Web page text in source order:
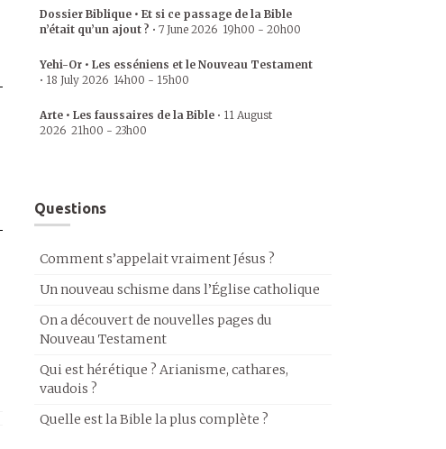
Dossier Biblique • Et si ce passage de la Bible
n’était qu’un ajout ? • 7 June 2026 19h00 - 20h00
Yehi-Or • Les esséniens et le Nouveau Testament
• 18 July 2026 14h00 - 15h00
Arte • Les faussaires de la Bible • 11 August
2026 21h00 - 23h00
Questions
Comment s’appelait vraiment Jésus ?
Un nouveau schisme dans l’Église catholique
On a découvert de nouvelles pages du
Nouveau Testament
Qui est hérétique ? Arianisme, cathares,
vaudois ?
Quelle est la Bible la plus complète ?